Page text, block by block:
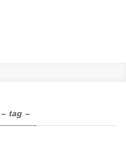
– tag –